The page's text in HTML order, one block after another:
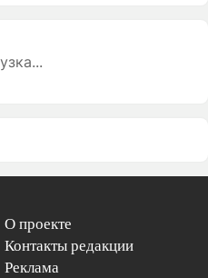
О проекте
Контакты редакции
Реклама